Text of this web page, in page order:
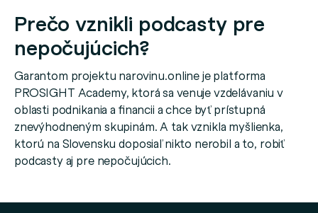
Prečo vznikli podcasty pre
nepočujúcich?
Garantom projektu narovinu.online je platforma
PROSIGHT Academy, ktorá sa venuje vzdelávaniu v
oblasti podnikania a financii a chce byť prístupná
znevýhodneným skupinám. A tak vznikla myšlienka,
ktorú na Slovensku doposiaľ nikto nerobil a to, robiť
podcasty aj pre nepočujúcich.